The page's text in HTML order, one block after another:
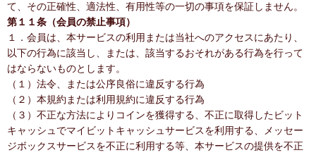
て、その正確性、適法性、有用性等の一切の事項を保証しません。
第１１条（会員の禁止事項）
１．会員は、本サービスの利用または当社へのアクセスにあたり、
以下の行為に該当し、または、該当するおそれがある行為を行って
はならないものとします。
（１）法令、または公序良俗に違反する行為
（２）本規約または利用規約に違反する行為
（３）不正な方法によりコインを獲得する、不正に取得したビット
キャッシュでマイビットキャッシュサービスを利用する、メッセー
ジボックスサービスを不正に利用する等、本サービスの提供を不正